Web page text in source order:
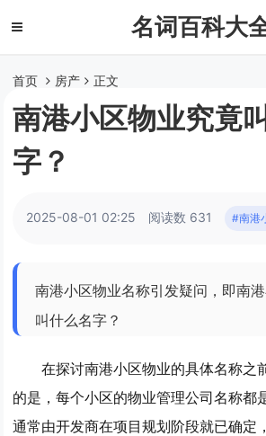
名词百科大
首页 房产 正文
南港小区物业究竟
字？
2025-08-01 02:25 阅读数 631 #南港
南港小区物业名称引发疑问，即南
叫什么名字？
在探讨南港小区物业的具体名称之
的是，每个小区的物业管理公司名称都
通常由开发商在项目规划阶段就已确定